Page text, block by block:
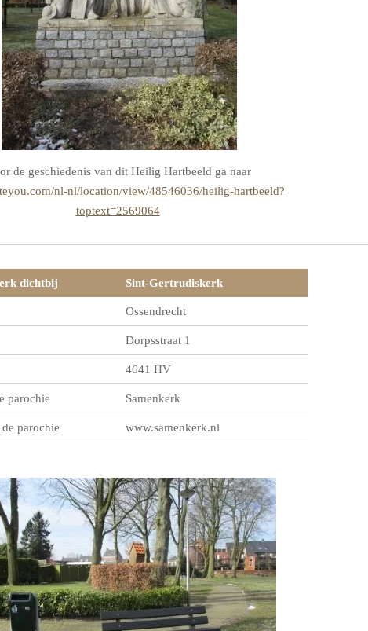
de geschiedenis van dit Heilig Hartbeeld ga naar
nl-nl/location/view/48546036/heilig-hartbeeld?
toptext=2569064
dichtbij Sint-Gertrudiskerk
Ossendrecht
Dorpsstraat 1
4641 HV
parochie Samenkerk
parochie www.samenkerk.nl